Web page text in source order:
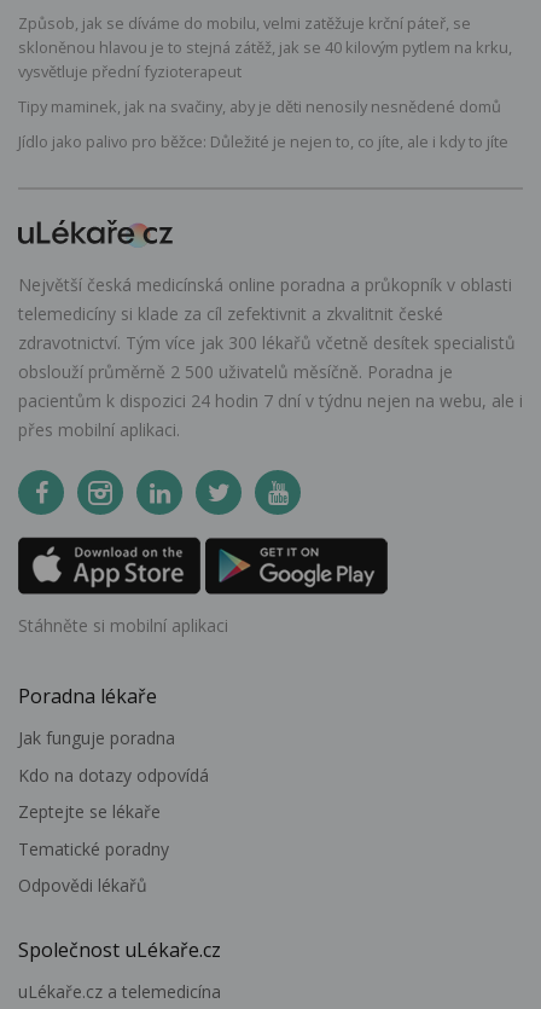
Způsob, jak se díváme do mobilu, velmi zatěžuje krční páteř, se
skloněnou hlavou je to stejná zátěž, jak se 40 kilovým pytlem na krku,
vysvětluje přední fyzioterapeut
Tipy maminek, jak na svačiny, aby je děti nenosily nesnědené domů
Jídlo jako palivo pro běžce: Důležité je nejen to, co jíte, ale i kdy to jíte
Největší česká medicínská online poradna a průkopník v oblasti
telemedicíny si klade za cíl zefektivnit a zkvalitnit české
zdravotnictví. Tým více jak 300 lékařů včetně desítek specialistů
obslouží průměrně 2 500 uživatelů měsíčně. Poradna je
pacientům k dispozici 24 hodin 7 dní v týdnu nejen na webu, ale i
přes mobilní aplikaci.
Stáhněte si mobilní aplikaci
Poradna lékaře
Jak funguje poradna
Kdo na dotazy odpovídá
Zeptejte se lékaře
Tematické poradny
Odpovědi lékařů
Společnost uLékaře.cz
uLékaře.cz a telemedicína